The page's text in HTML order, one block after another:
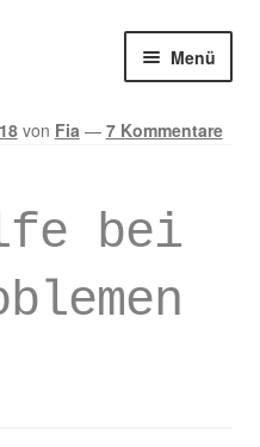
Menü
von Fia — 7 Kommentare
bei